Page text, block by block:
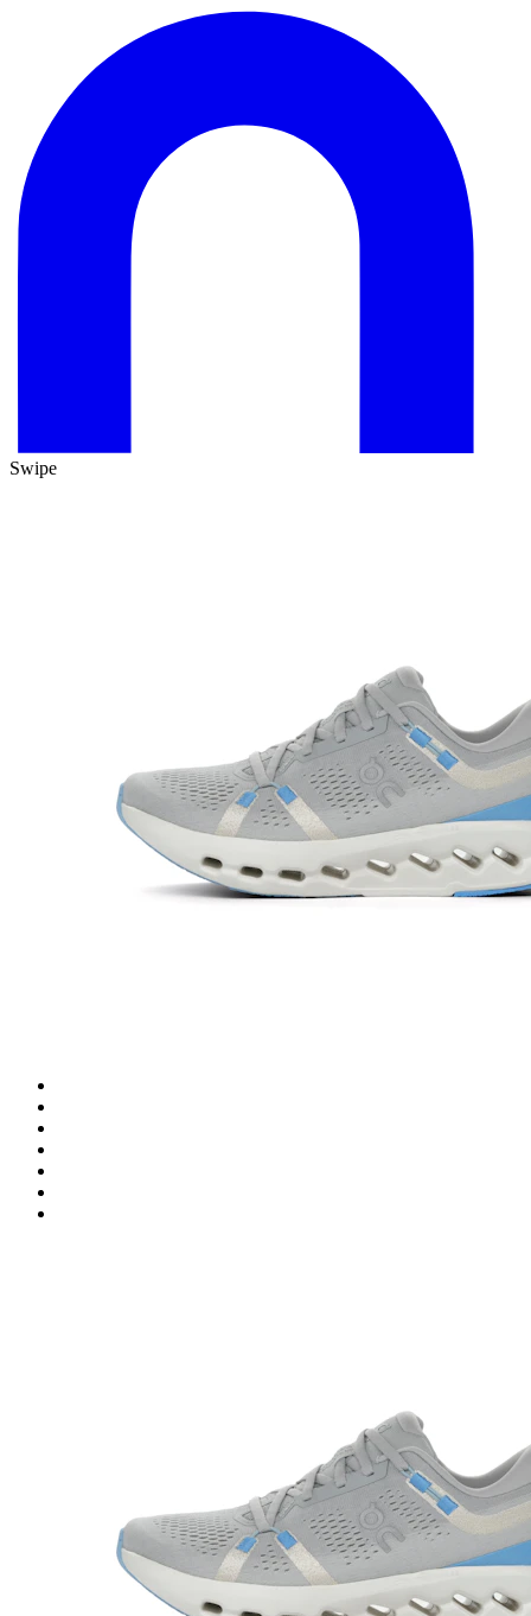
Swipe